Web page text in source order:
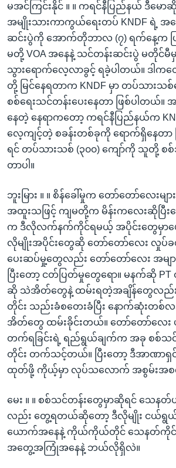
မအင်ကြင်းနိုင် ။ ။ ကရင်နီပြည်နယ် ဒီမေ
အမျိုးသားကာကွယ်ရေးတပ် KNDF ရဲ့ အ
ဆင်းပွဲကို အောက်တိုဘာလ (၇) ရက်နေ့က ပ
မတို့ VOA အနေနဲ့ သင်တန်းဆင်းပွဲ မတိုင်မီ
သွားရောက်‌လေ့လာခွင့် ရခဲ့ပါတယ်။ ဒါက
တို့ မြင်နေရတာက KNDF မှာ တပ်သား
စစ်ရေးသင်တန်းပေးနေတာ ဖြစ်ပါတယ်။
နေတဲ့ နေရာကတော့ ကရင်နီပြည်နယ်က
လေ့ကျင့်တဲ့ စခန်းတစ်ခုကို ရောက်ရှိနေတာ
ရင် တပ်သားသစ် (၃၀၀) ကျော်ကို သူတို့ စစ်
တာပါ။
ဘူးမြား ။ ။ စိန်ခေါ်မှုက တော်တော်လေးမျ
အထူးသဖြင့် ကျမတို့က မိန်းကလေးဆိုပြီးတ
က ဒီလိုလက်နက်ကိုင်ရမယ့် အပိုင်းတွေမှာပ
လိုမျိုးအပိုင်းတွေဆို တော်တော်လေး လှုပ်
ပေးဆပ်မှု့တွေလည်း တော်တော်လေး အမျာ
ပြီးတော့ ငတ်ပြတ်မှုတွေရော။ မနက်ဆို
ဆို သဲအိတ်တွေနဲ့ ထမ်းရတဲ့အချိန်တွေလည်
တိုင်း သည်းခံစတေးခံပြီး နောက်ဆုံးတ
အိတ်တွေ ထမ်းခိုင်းတယ်။ တော်တော်လေး
တက်ရခြင်းရဲ့ ရည်ရွယ်ချက်က အခု စစ်
တိုင်း တက်သင့်တယ်။ ပြီးတော့ ဒီအာဏာ
ထုတ်ဖို့ ကိုယ့်မှာ လုပ်သလောက် အစွမ်းအစ
မေး ။ ။ စစ်သင်တန်းတွေမှာဆိုရင် သေန
လည်း တွေ့ရတယ်ဆိုတော့ ဒီလိုမျိုး ငယ်ရွ
ယောက်အနေနဲ့ ကိုယ်ကိုယ်တိုင် သေနတ်ကိုင်ပ
အတွေ့အကြုံအနေနဲ့ ဘယ်လိုရှိလဲ။